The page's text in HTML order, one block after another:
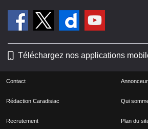
Téléchargez nos applications
Contact
Rédaction Caradisiac Qui
Recrutement Plan du